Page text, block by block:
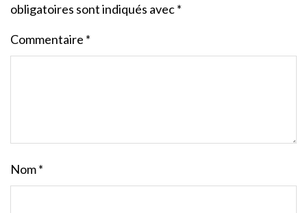
obligatoires sont indiqués avec*
Commentaire *
Nom*